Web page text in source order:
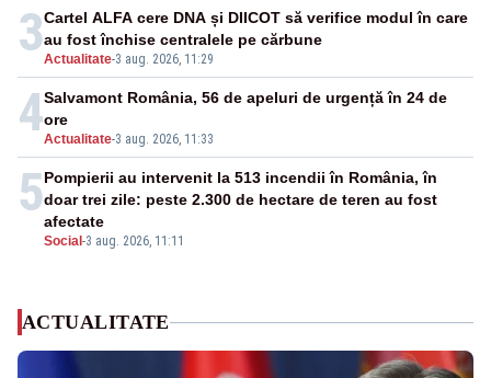
3Actualitate-3 aug. 2026, 11:29
Cartel ALFA cere DNA și DIICOT să verifice modul în care
au fost închise centralele pe cărbune
4Actualitate-3 aug. 2026, 11:33
Salvamont România, 56 de apeluri de urgență în 24 de
ore
5
Social -3 aug. 2026, 11:11
Pompierii au intervenit la 513 incendii în România, în
doar trei zile: peste 2.300 de hectare de teren au fost
afectate
ACTUALITATE